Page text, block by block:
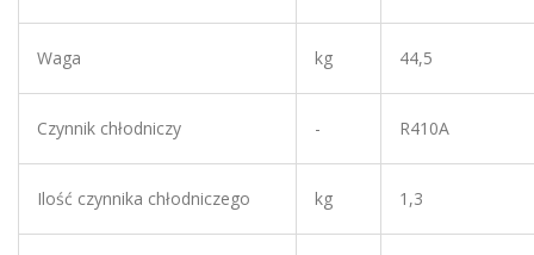
Waga kg 44,5
Czynnik chłodniczy - R410A
Ilość czynnika chłodniczego kg 1,3